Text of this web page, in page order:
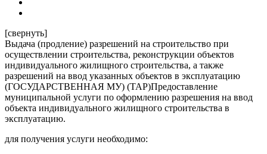
[свернуть]
Выдача (продление) разрешений на строительство при
осуществлении строительства, реконструкции объектов
индивидуального жилищного строительства, а также
разрешений на ввод указанных объектов в эксплуатацию
(ГОСУДАРСТВЕННАЯ МУ) (ТАР)Предоставление
муниципальной услуги по оформлению разрешения на ввод
объекта индивидуального жилищного строительства в
эксплуатацию.
для получения услуги необходимо: